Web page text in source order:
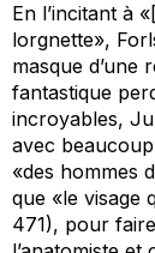
En l’incitant à
lorgnette»,
masque
fantastique
incroyables,
avec
«des hommes
que «le visage
471), pour